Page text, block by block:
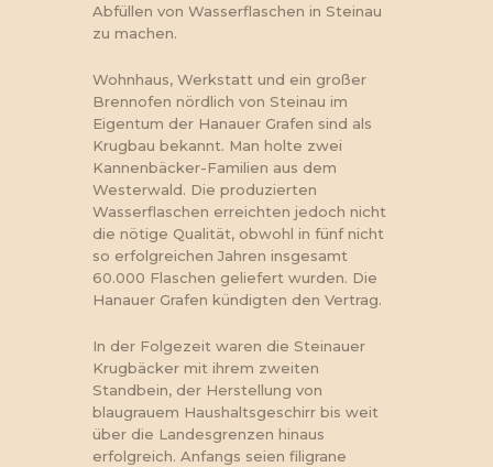
Abfüllen von Wasserflaschen in Steinau
zu machen.
Wohnhaus, Werkstatt und ein großer
Brennofen nördlich von Steinau im
Eigentum der Hanauer Grafen sind als
Krugbau bekannt. Man holte zwei
Kannenbäcker-Familien aus dem
Westerwald. Die produzierten
Wasserflaschen erreichten jedoch nicht
die nötige Qualität, obwohl in fünf nicht
so erfolgreichen Jahren insgesamt
60.000 Flaschen geliefert wurden. Die
Hanauer Grafen kündigten den Vertrag.
In der Folgezeit waren die Steinauer
Krugbäcker mit ihrem zweiten
Standbein, der Herstellung von
blaugrauem Haushaltsgeschirr bis weit
über die Landesgrenzen hinaus
erfolgreich. Anfangs seien filigrane